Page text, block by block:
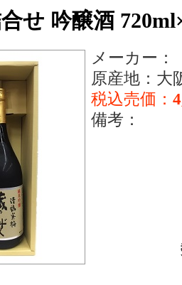
せ 吟醸酒
メーカー：
原産地：大
税込売価：
備考：